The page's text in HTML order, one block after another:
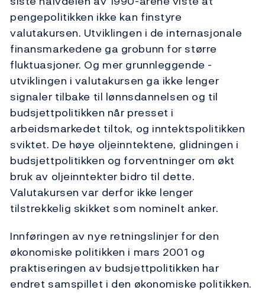
pengepolitikken ikke kan finstyre
valutakursen. Utviklingen i de internasjonale
finansmarkedene ga grobunn for større
fluktuasjoner. Og mer grunnleggende -
utviklingen i valutakursen ga ikke lenger
signaler tilbake til lønnsdannelsen og til
budsjettpolitikken når presset i
arbeidsmarkedet tiltok, og inntektspolitikken
sviktet. De høye oljeinntektene, glidningen i
budsjettpolitikken og forventninger om økt
bruk av oljeinntekter bidro til dette.
Valutakursen var derfor ikke lenger
tilstrekkelig skikket som nominelt anker.
Innføringen av nye retningslinjer for den
økonomiske politikken i mars 2001 og
praktiseringen av budsjettpolitikken har
endret samspillet i den økonomiske politikken.